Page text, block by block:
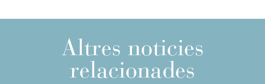
Altres noticies
relacionades